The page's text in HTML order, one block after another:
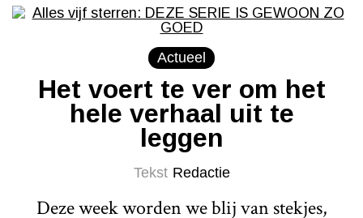
Actueel
Het voert te ver om het
hele verhaal uit te
leggen
Tekst Redactie
Deze week worden we blij van stekjes,